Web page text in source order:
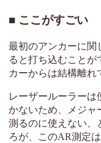
ここがすごい
最初のアンカーに関
ると打ち込むことが
カーからは結構離れ
レーザールーラーは
かないため、メジャ
測るのに使えない、
ろが、このAR測定